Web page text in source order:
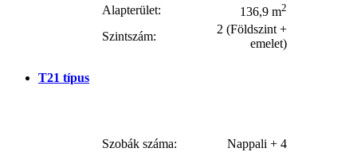
Alapterület:
136,9 m2
Szintszám:
2 (Földszint +
emelet)
T21 típus
Szobák száma:
Nappali + 4